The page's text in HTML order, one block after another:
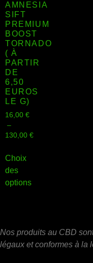
AMNESIA
SIFT
PREMIUM
BOOST
TORNADO
( À
PARTIR
DE
6,50
EUROS
LE G)
16,00 €
–
130,00 €
Choix
des
options
Nos produits au CBD
légaux et conformes à la